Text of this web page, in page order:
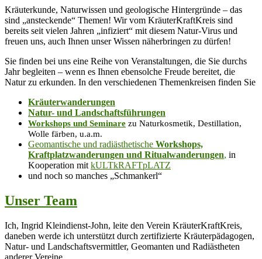
Kräuterkunde, Naturwissen und geologische Hintergründe – das
sind „ansteckende“ Themen! Wir vom KräuterKraftKreis sind
bereits seit vielen Jahren „infiziert“ mit diesem Natur-Virus und
freuen uns, auch Ihnen unser Wissen näherbringen zu dürfen!
Sie finden bei uns eine Reihe von Veranstaltungen, die Sie durchs
Jahr begleiten – wenn es Ihnen ebensolche Freude bereitet, die
Natur zu erkunden. In den verschiedenen Themenkreisen finden Sie
Kräuterwanderungen
Natur- und Landschaftsführungen
Workshops und Seminare zu Naturkosmetik, Destillation,
Wolle färben, u.a.m.
Geomantische und radiästhetische Workshops,
Kraftplatzwanderungen und Ritualwanderungen, in
Kooperation mit kULTkRAFTpLATZ
und noch so manches „Schmankerl“
Unser Team
Ich, Ingrid Kleindienst-John, leite den Verein KräuterKraftKreis,
daneben werde ich unterstützt durch zertifizierte Kräuterpädagogen,
Natur- und Landschaftsvermittler, Geomanten und Radiästheten
anderer Vereine.